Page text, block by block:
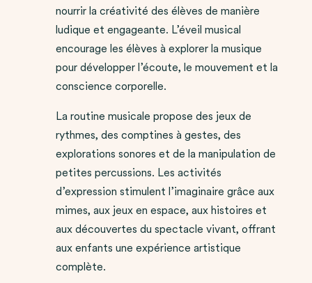
nourrir la créativité des élèves de manière
ludique et engageante. L’éveil musical
encourage les élèves à explorer la musique
pour développer l’écoute, le mouvement et la
conscience corporelle.
La routine musicale propose des jeux de
rythmes, des comptines à gestes, des
explorations sonores et de la manipulation de
petites percussions. Les activités
d’expression stimulent l’imaginaire grâce aux
mimes, aux jeux en espace, aux histoires et
aux découvertes du spectacle vivant, offrant
aux enfants une expérience artistique
complète.